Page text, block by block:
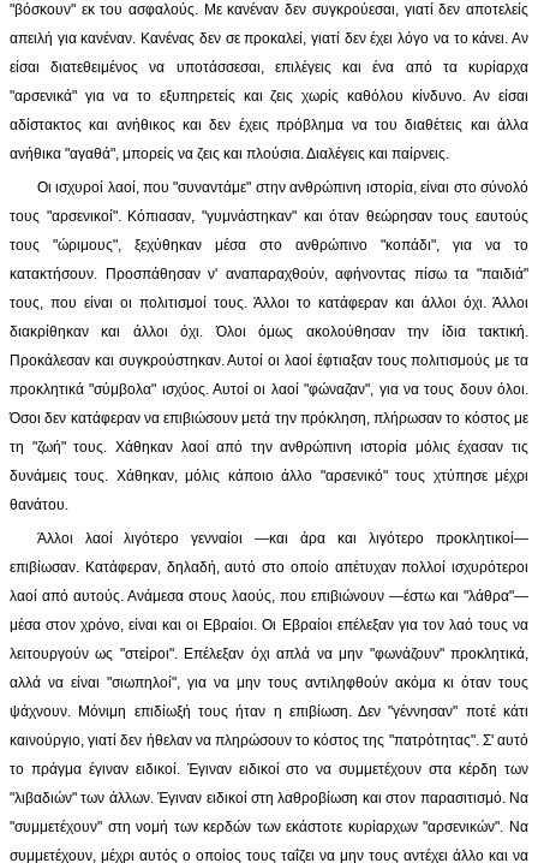
"βόσκουν" εκ του ασφαλούς. Με κανέναν δεν συγκρούεσαι, γιατί δεν αποτελείς
απειλή για κανέναν. Κανένας δεν σε προκαλεί, γιατί δεν έχει λόγο να το κάνει. Αν
είσαι διατεθειμένος να υποτάσσεσαι, επιλέγεις και ένα από τα κυρίαρχα
"αρσενικά" για να το εξυπηρετείς και ζεις χωρίς καθόλου κίνδυνο. Αν είσαι
αδίστακτος και ανήθικος και δεν έχεις πρόβλημα να του διαθέτεις και άλλα
ανήθικα "αγαθά", μπορείς να ζεις και πλούσια. Διαλέγεις και παίρνεις.
Οι ισχυροί λαοί, που "συναντάμε" στην ανθρώπινη ιστορία, είναι στο σύνολό
τους "αρσενικοί". Κόπιασαν, "γυμνάστηκαν" και όταν θεώρησαν τους εαυτούς
τους "ώριμους", ξεχύθηκαν μέσα στο ανθρώπινο "κοπάδι", για να το
κατακτήσουν. Προσπάθησαν ν' αναπαραχθούν, αφήνοντας πίσω τα "παιδιά"
τους, που είναι οι πολιτισμοί τους. Άλλοι το κατάφεραν και άλλοι όχι. Άλλοι
διακρίθηκαν και άλλοι όχι. Όλοι όμως ακολούθησαν την ίδια τακτική.
Προκάλεσαν και συγκρούστηκαν. Αυτοί οι λαοί έφτιαξαν τους πολιτισμούς με τα
προκλητικά "σύμβολα" ισχύος. Αυτοί οι λαοί "φώναζαν", για να τους δουν όλοι.
Όσοι δεν κατάφεραν να επιβιώσουν μετά την πρόκληση, πλήρωσαν το κόστος με
τη "ζωή" τους. Χάθηκαν λαοί από την ανθρώπινη ιστορία μόλις έχασαν τις
δυνάμεις τους. Χάθηκαν, μόλις κάποιο άλλο "αρσενικό" τους χτύπησε μέχρι
θανάτου.
Άλλοι λαοί λιγότερο γενναίοι —και άρα και λιγότερο προκλητικοί—
επιβίωσαν. Κατάφεραν, δηλαδή, αυτό στο οποίο απέτυχαν πολλοί ισχυρότεροι
λαοί από αυτούς. Ανάμεσα στους λαούς, που επιβιώνουν —έστω και "λάθρα"—
μέσα στον χρόνο, είναι και οι Εβραίοι. Οι Εβραίοι επέλεξαν για τον λαό τους να
λειτουργούν ως "στείροι". Επέλεξαν όχι απλά να μην "φωνάζουν" προκλητικά,
αλλά να είναι "σιωπηλοί", για να μην τους αντιληφθούν ακόμα κι όταν τους
ψάχνουν. Μόνιμη επιδίωξή τους ήταν η επιβίωση. Δεν "γέννησαν" ποτέ κάτι
καινούργιο, γιατί δεν ήθελαν να πληρώσουν το κόστος της "πατρότητας". Σ' αυτό
το πράγμα έγιναν ειδικοί. Έγιναν ειδικοί στο να συμμετέχουν στα κέρδη των
"λιβαδιών" των άλλων. Έγιναν ειδικοί στη λαθροβίωση και στον παρασιτισμό. Να
"συμμετέχουν" στη νομή των κερδών των εκάστοτε κυρίαρχων "αρσενικών". Να
συμμετέχουν, μέχρι αυτός ο οποίος τους ταΐζει να μην τους αντέχει άλλο και να